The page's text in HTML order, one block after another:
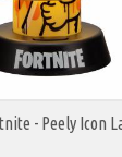
- Peely Icon